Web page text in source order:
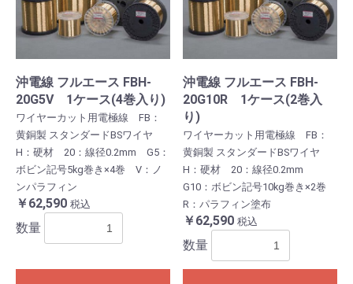
沖電線 フルエース FBH-
20G5V 1ケース(4巻入り)
ワイヤーカット用電極線 FB：
黄銅製 スタンダードBSワイヤ
H：硬材 20：線径0.2mm G5：
ボビン記号5kg巻き×4巻 V：ノ
ンパラフィン
￥62,590 税込
数量
沖電線 フルエース FBH-
20G10R 1ケース(2巻入
り)
ワイヤーカット用電極線 FB：
黄銅製 スタンダードBSワイヤ
H：硬材 20：線径0.2mm
G10：ボビン記号10kg巻き×2巻
R：パラフィン塗布
￥62,590 税込
数量